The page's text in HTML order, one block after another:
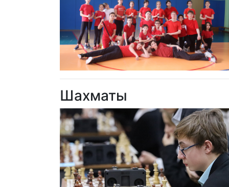
Шахматы